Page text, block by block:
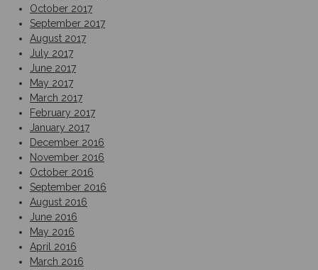
October 2017
September 2017
August 2017
July 2017
June 2017
May 2017
March 2017
February 2017
January 2017
December 2016
November 2016
October 2016
September 2016
August 2016
June 2016
May 2016
April 2016
March 2016